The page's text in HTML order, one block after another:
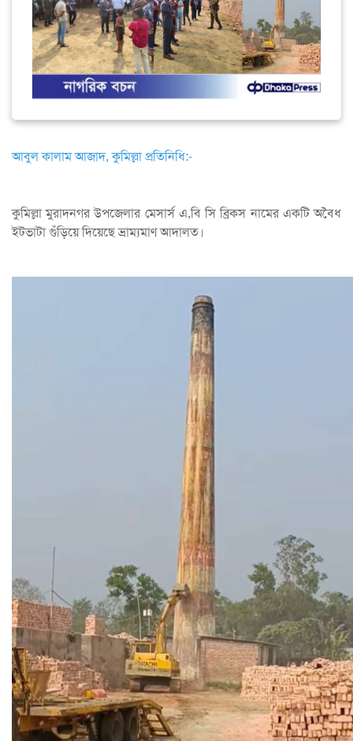
আবুল কালাম আজাদ, কুমিল্লা প্রতিনিধি:-
কুমিল্লা মুরাদনগর উপজেলার মেসার্স এ,বি সি ব্রিকস নামের একটি অবৈধ
ইটভাটা গুঁড়িয়ে দিয়েছে ভ্রাম্যমাণ আদালত।